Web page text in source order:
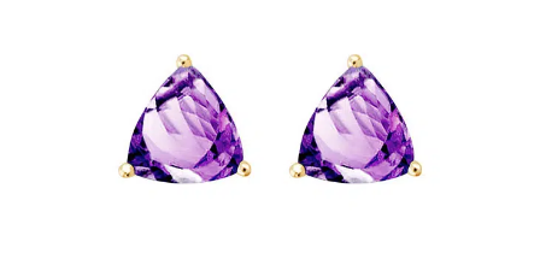
SECONDE MAIN
MARQUES